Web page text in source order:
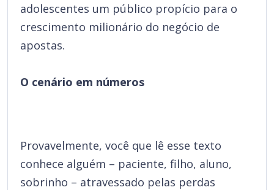
adolescentes um público propício para o
crescimento milionário do negócio de
apostas.
O cenário em números
Provavelmente, você que lê esse texto
conhece alguém – paciente, filho, aluno,
sobrinho – atravessado pelas perdas